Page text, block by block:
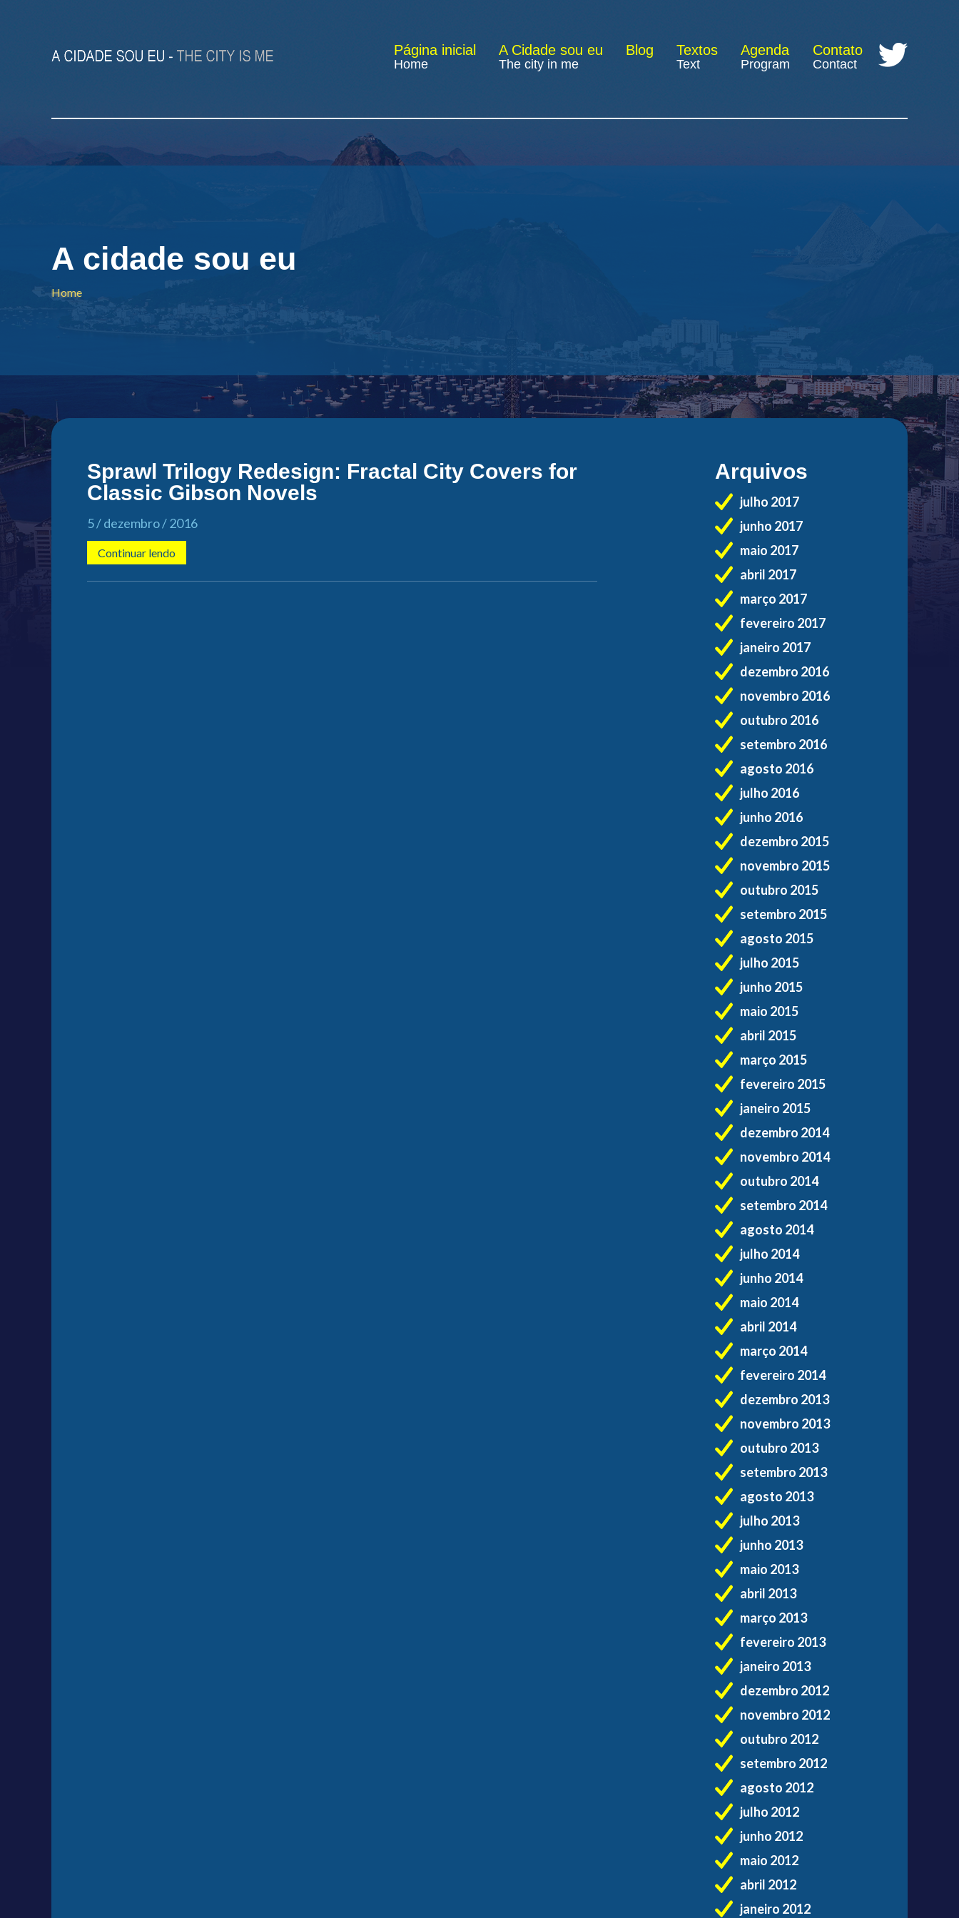
Página inicial
Home
A Cidade sou eu
The city in me
Blog Textos
Text
Agenda
Program
Contato
Contact
A cidade sou eu
Home
Sprawl Trilogy Redesign: Fractal City Covers for
Classic Gibson Novels
5 / dezembro / 2016
Continuar lendo
Arquivos
julho 2017
junho 2017
maio 2017
abril 2017
março 2017
fevereiro 2017
janeiro 2017
dezembro 2016
novembro 2016
outubro 2016
setembro 2016
agosto 2016
julho 2016
junho 2016
dezembro 2015
novembro 2015
outubro 2015
setembro 2015
agosto 2015
julho 2015
junho 2015
maio 2015
abril 2015
março 2015
fevereiro 2015
janeiro 2015
dezembro 2014
novembro 2014
outubro 2014
setembro 2014
agosto 2014
julho 2014
junho 2014
maio 2014
abril 2014
março 2014
fevereiro 2014
dezembro 2013
novembro 2013
outubro 2013
setembro 2013
agosto 2013
julho 2013
junho 2013
maio 2013
abril 2013
março 2013
fevereiro 2013
janeiro 2013
dezembro 2012
novembro 2012
outubro 2012
setembro 2012
agosto 2012
julho 2012
junho 2012
maio 2012
abril 2012
janeiro 2012